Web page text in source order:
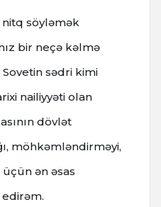
söyləmək
bir neçə kəlmə
sədri kimi
nailiyyəti olan
dövlət
möhkəmləndirməyi,
ən əsas